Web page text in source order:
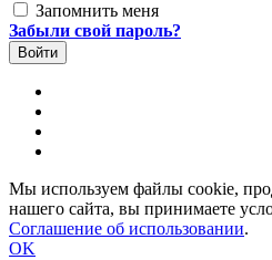
Запомнить меня
Забыли свой пароль?
Мы используем файлы cookie,
нашего сайта, вы принимаете
Соглашение об использовании.
OK